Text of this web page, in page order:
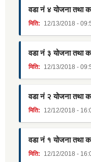
वडा नं ४ योजना तथा
मिति: 12/13/2018 -
वडा नं ३ योजना तथा
मिति: 12/13/2018 -
वडा नं २ योजना तथा
मिति: 12/12/2018 -
वडा नं १ योजना तथा
मिति: 12/12/2018 -